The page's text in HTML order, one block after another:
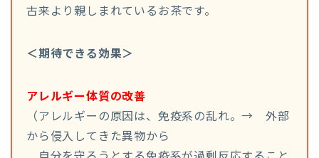
古来より親しまれているお茶です。
＜期待できる効果＞
アレルギー体質の改善
（アレルギーの原因は、免疫系の乱れ。→ 外部
から侵入してきた異物から